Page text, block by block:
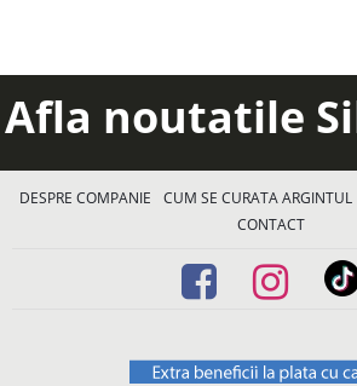
Afla noutatile
DESPRE COMPANIE CUM SE CURATA ARGINTUL
CONTACT